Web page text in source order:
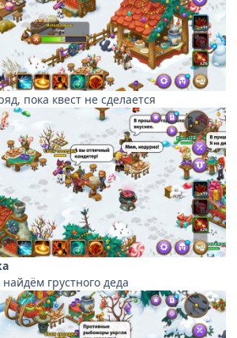
пока квест не сделается
грустного деда